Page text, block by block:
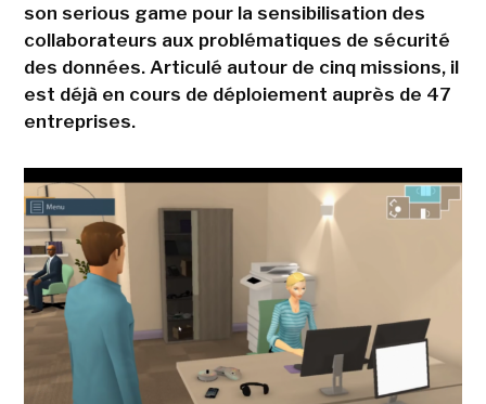
son serious game pour la sensibilisation des
collaborateurs aux problématiques de sécurité
des données. Articulé autour de cinq missions, il
est déjà en cours de déploiement auprès de 47
entreprises.